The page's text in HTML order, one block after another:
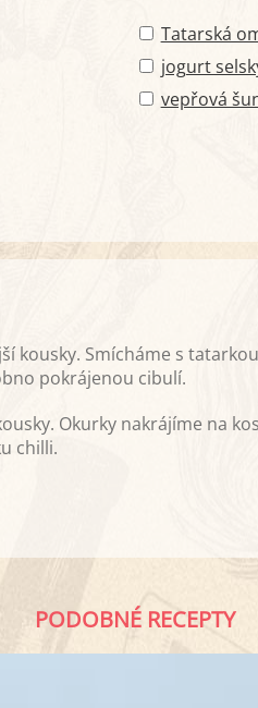
Tatarská
jogurt
vepřová
kousky. Smícháme s
pokrájenou cibulí.
Okurky nakrájíme na
chilli.
PODOBNÉ RECEPTY